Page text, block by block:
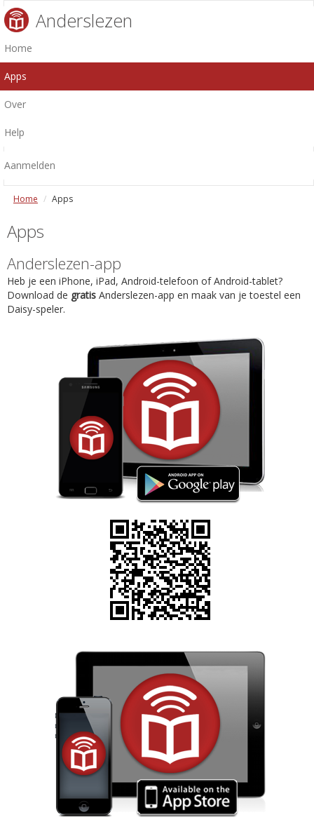
Anderslezen
Home
Apps
Over
Help
Aanmelden
Home Apps
Apps
Anderslezen-app
Heb je een iPhone, iPad, Android-telefoon of Android-tablet?
Download de gratis Anderslezen-app en maak van je toestel een
Daisy-speler.